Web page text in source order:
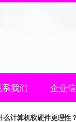
系我们 企业
么计算机软硬件更理性